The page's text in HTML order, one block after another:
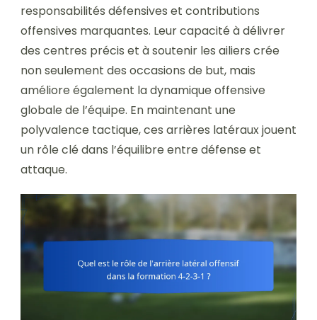
responsabilités défensives et contributions
offensives marquantes. Leur capacité à délivrer
des centres précis et à soutenir les ailiers crée
non seulement des occasions de but, mais
améliore également la dynamique offensive
globale de l’équipe. En maintenant une
polyvalence tactique, ces arrières latéraux jouent
un rôle clé dans l’équilibre entre défense et
attaque.